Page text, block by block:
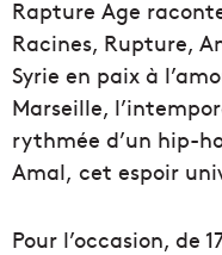
Rapture Age
Racines, Rupture,
Syrie en paix à
Marseille,
rythmée d’un hip-
Amal, cet espoir
Pour l’occasion, de